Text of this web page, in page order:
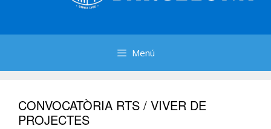
Menú
CONVOCATÒRIA RTS / VIVER DE
PROJECTES